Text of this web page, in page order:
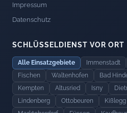
Impressum
Datenschutz
SCHLÜSSELDIENST VOR ORT
Alle Einsatzgebiete Immenstadt
Fischen
Waltenhofen Bad
Kempten
Altusried Isny
Lindenberg
Ottobeuren Kißlegg